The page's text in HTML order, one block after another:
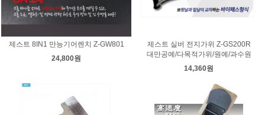
제스트 8IN1 만능기어렌치 Z-GW801
24,800원
제스트 실버 전지가위 Z-GS200R
대만공예/다목적가위/원예/과수원
14,360원